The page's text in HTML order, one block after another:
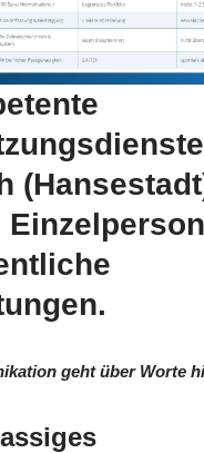
geht über Worte